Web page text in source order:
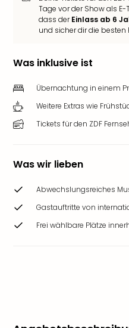
Tage vor der Show als E-
dass derEinlass ab 6
und sicher dir die besten
Was inklusive ist
Übernachtung in einem
Weitere Extras wie
Tickets für den ZDF
Was wir lieben
Abwechslungsreiches
Gastauftritte von
Frei wählbare Plätze